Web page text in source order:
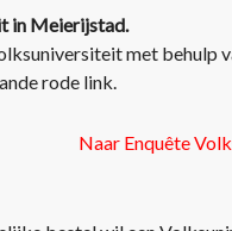
in Meierijstad.
met behulp
rode link.
Naar Enquête